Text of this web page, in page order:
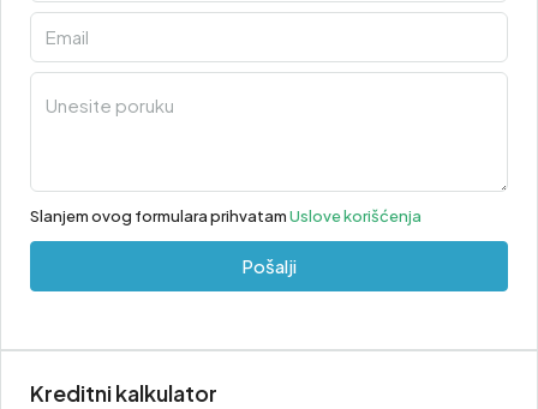
Slanjem ovog formulara prihvatamUslove korišćenja
Pošalji
Kreditni kalkulator